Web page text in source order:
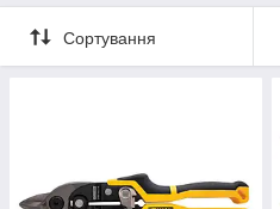
Сортування